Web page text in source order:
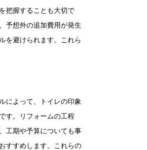
把握することも大切で
予想外の追加費用が発生
を避けられます。これら
によって、トイレの印象
す。リフォームの工程
工期や予算についても事
すすめします。これらの